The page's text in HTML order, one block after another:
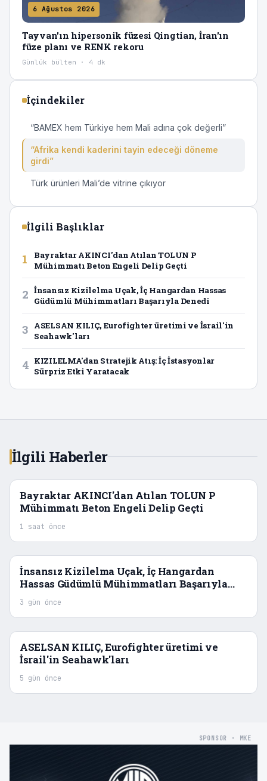
6 Ağustos 2026
Tayvan'ın hipersonik füzesi Qingtian, İran'ın
füze planı ve RENK rekoru
Günlük bülten · 4 dk
İçindekiler
“BAMEX hem Türkiye hem Mali adına çok değerli”
“Afrika kendi kaderini tayin edeceği döneme
girdi”
Türk ürünleri Mali’de vitrine çıkıyor
İlgili Başlıklar
1
Bayraktar AKINCI'dan Atılan TOLUN P
Mühimmatı Beton Engeli Delip Geçti
2 İnsansız Kizilelma Uçak, İç Hangardan Hassas
Güdümlü Mühimmatları Başarıyla Denedi
3
ASELSAN KILIÇ, Eurofighter üretimi ve İsrail'in
Seahawk'ları
4 KIZILELMA'dan Stratejik Atış: İç İstasyonlar
Sürpriz Etki Yaratacak
İlgili Haberler
Bayraktar AKINCI'dan Atılan TOLUN P
Mühimmatı Beton Engeli Delip Geçti
1 saat önce
İnsansız Kizilelma Uçak, İç Hangardan
Hassas Güdümlü Mühimmatları Başarıyla
Denedi
3 gün önce
ASELSAN KILIÇ, Eurofighter üretimi ve
İsrail'in Seahawk'ları
5 gün önce
SPONSOR · MKE